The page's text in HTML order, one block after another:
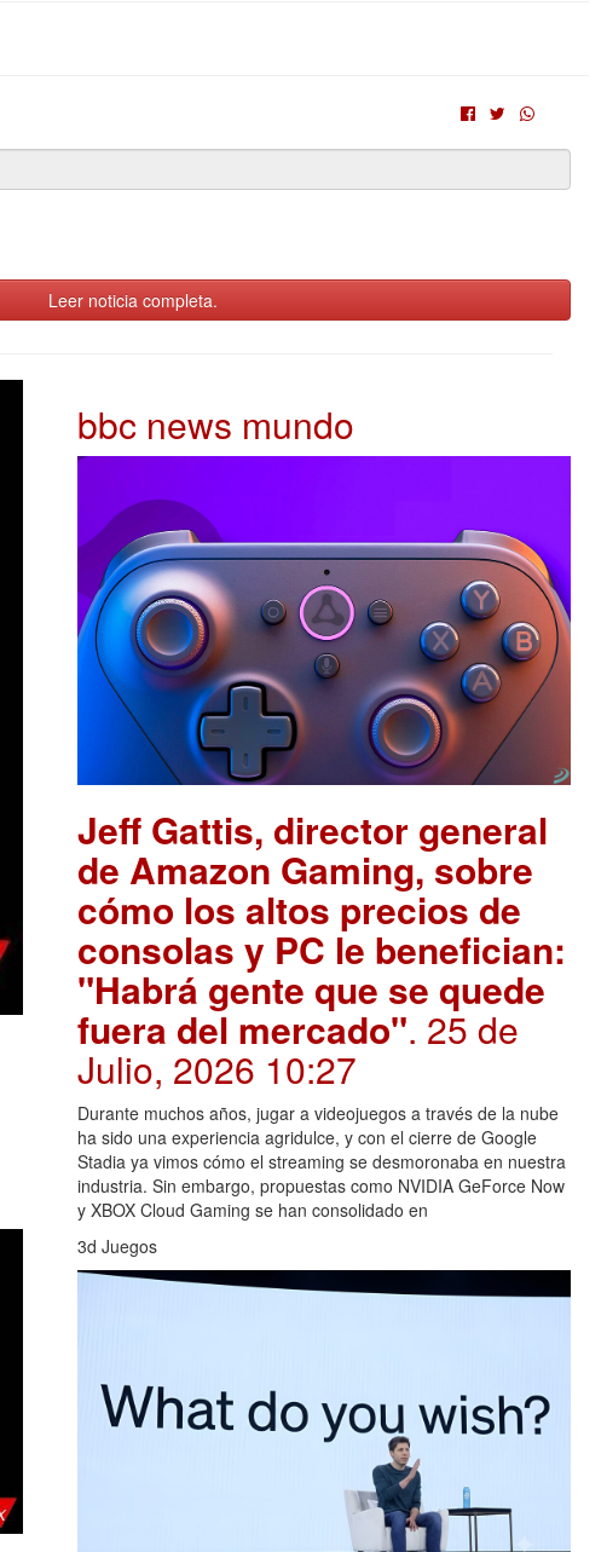
Leer noticia completa.
bbc news mundo
Jeff Gattis, director general
de Amazon Gaming, sobre
cómo los altos precios de
consolas y PC le benefician:
"Habrá gente que se quede
fuera del mercado". 25 de
Julio, 2026 10:27
Durante muchos años, jugar a videojuegos a través de la nube
ha sido una experiencia agridulce, y con el cierre de Google
Stadia ya vimos cómo el streaming se desmoronaba en nuestra
industria. Sin embargo, propuestas como NVIDIA GeForce Now
y XBOX Cloud Gaming se han consolidado en
3d Juegos